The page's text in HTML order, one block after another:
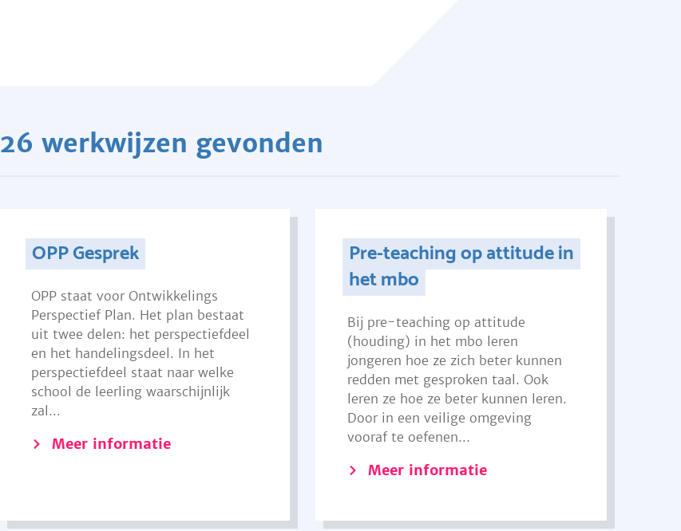
26 werkwijzen gevonden
OPP Gesprek
OPP staat voor Ontwikkelings
Perspectief Plan. Het plan bestaat
uit twee delen: het perspectiefdeel
en het handelingsdeel. In het
perspectiefdeel staat naar welke
school de leerling waarschijnlijk
zal...
Meer informatie
Pre-teaching op attitude in
het mbo
Bij pre-teaching op attitude
(houding) in het mbo leren
jongeren hoe ze zich beter kunnen
redden met gesproken taal. Ook
leren ze hoe ze beter kunnen leren.
Door in een veilige omgeving
vooraf te oefenen...
Meer informatie